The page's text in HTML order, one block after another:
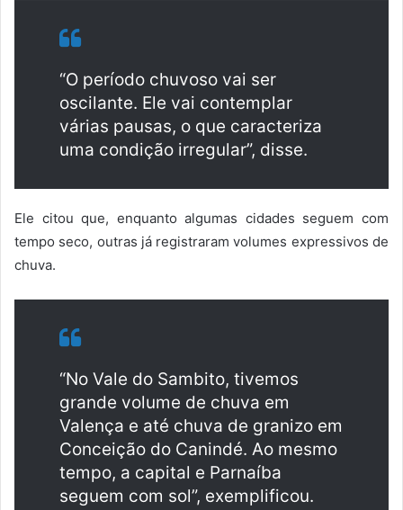
“O período chuvoso vai ser
oscilante. Ele vai contemplar
várias pausas, o que caracteriza
uma condição irregular”, disse.
Ele citou que, enquanto algumas cidades seguem com
tempo seco, outras já registraram volumes expressivos de
chuva.
“No Vale do Sambito, tivemos
grande volume de chuva em
Valença e até chuva de granizo em
Conceição do Canindé. Ao mesmo
tempo, a capital e Parnaíba
seguem com sol”, exemplificou.